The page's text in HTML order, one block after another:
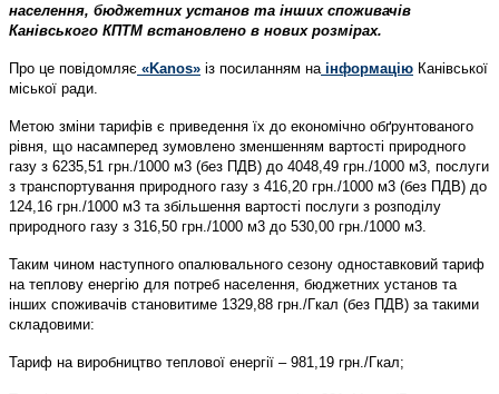
населення, бюджетних установ та інших споживачів
Канівського КПТМ встановлено в нових розмірах.
Про це повідомляє «Kanos» із посиланням на інформацію Канівської
міської ради.
Метою зміни тарифів є приведення їх до економічно обґрунтованого
рівня, що насамперед зумовлено зменшенням вартості природного
газу з 6235,51 грн./1000 м3 (без ПДВ) до 4048,49 грн./1000 м3, послуги
з транспортування природного газу з 416,20 грн./1000 м3 (без ПДВ) до
124,16 грн./1000 м3 та збільшення вартості послуги з розподілу
природного газу з 316,50 грн./1000 м3 до 530,00 грн./1000 м3.
Таким чином наступного опалювального сезону одноставковий тариф
на теплову енергію для потреб населення, бюджетних установ та
інших споживачів становитиме 1329,88 грн./Гкал (без ПДВ) за такими
складовими:
Тариф на виробництво теплової енергії – 981,19 грн./Гкал;